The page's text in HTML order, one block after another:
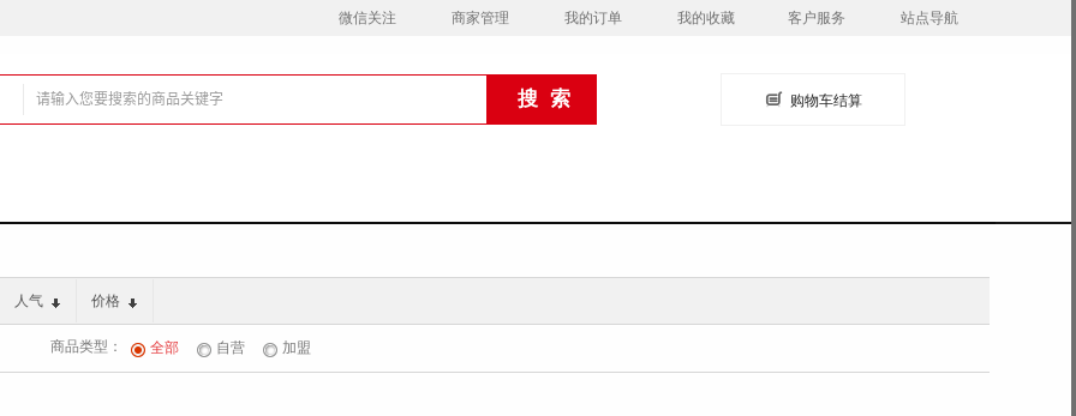
微信关注 商家管理 我的订单 我的收藏 客户服务 站点导航
购物车结算
人气 价格
商品类型： 全部 自营 加盟